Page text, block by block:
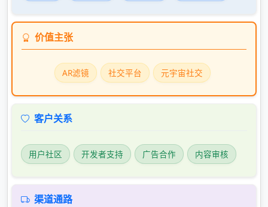
价值主张
AR滤镜 社交平台 元宇宙社交
客户关系
用户社区 开发者支持 广告合作 内容审核
渠道通路